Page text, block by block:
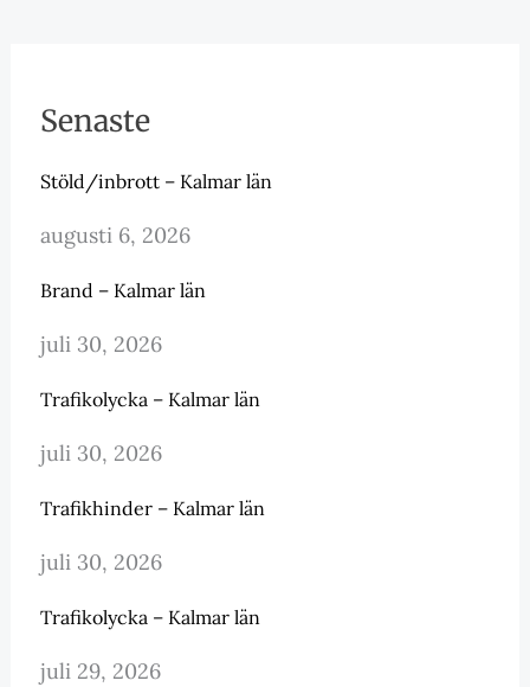
Senaste
Stöld/inbrott – Kalmar län
augusti 6, 2026
Brand – Kalmar län
juli 30, 2026
Trafikolycka – Kalmar län
juli 30, 2026
Trafikhinder – Kalmar län
juli 30, 2026
Trafikolycka – Kalmar län
juli 29, 2026